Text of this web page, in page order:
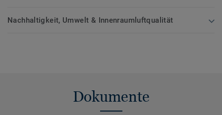
Nachhaltigkeit, Umwelt & Innenraumluftqualität
Dokumente